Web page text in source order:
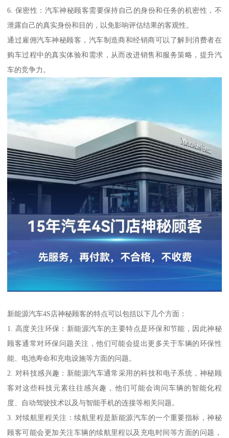
6. 保密性：汽车神秘顾客需要保持自己的身份和任务的机密性，不
泄露自己的真实身份和目的，以免影响评估结果的客观性。
通过雇佣汽车神秘顾客，汽车制造商和经销商可以了解到消费者在
购车过程中的真实体验和需求，从而改进销售和服务策略，提升汽
车的竞争力。
新能源汽车4S店神秘顾客的特点可以包括以下几个方面：
1. 高度关注环保：新能源汽车的主要特点是环保和节能，因此神秘
顾客通常对环保问题关注，他们可能会提出更多关于车辆的环保性
能、电池寿命和充电设施等方面的问题。
2. 对科技感兴趣：新能源汽车通常采用的科技和电子系统，神秘顾
客对这些科技元素往往感兴趣，他们可能会询问车辆的智能化程
度、自动驾驶技术以及与智能手机的连接等相关问题。
3. 对续航里程关注：续航里程是新能源汽车的一个重要指标，神秘
顾客可能会更加关注车辆的续航里程以及充电时间等方面的问题，